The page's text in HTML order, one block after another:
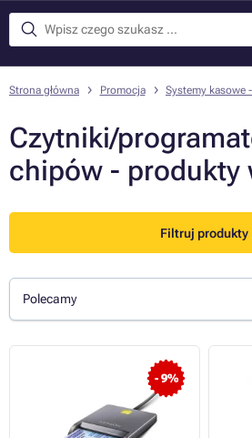
Strona główna Promocja Systemy kasowe
Czytniki/
chipów - produkty
Filtruj produkty
Polecamy
- 9%